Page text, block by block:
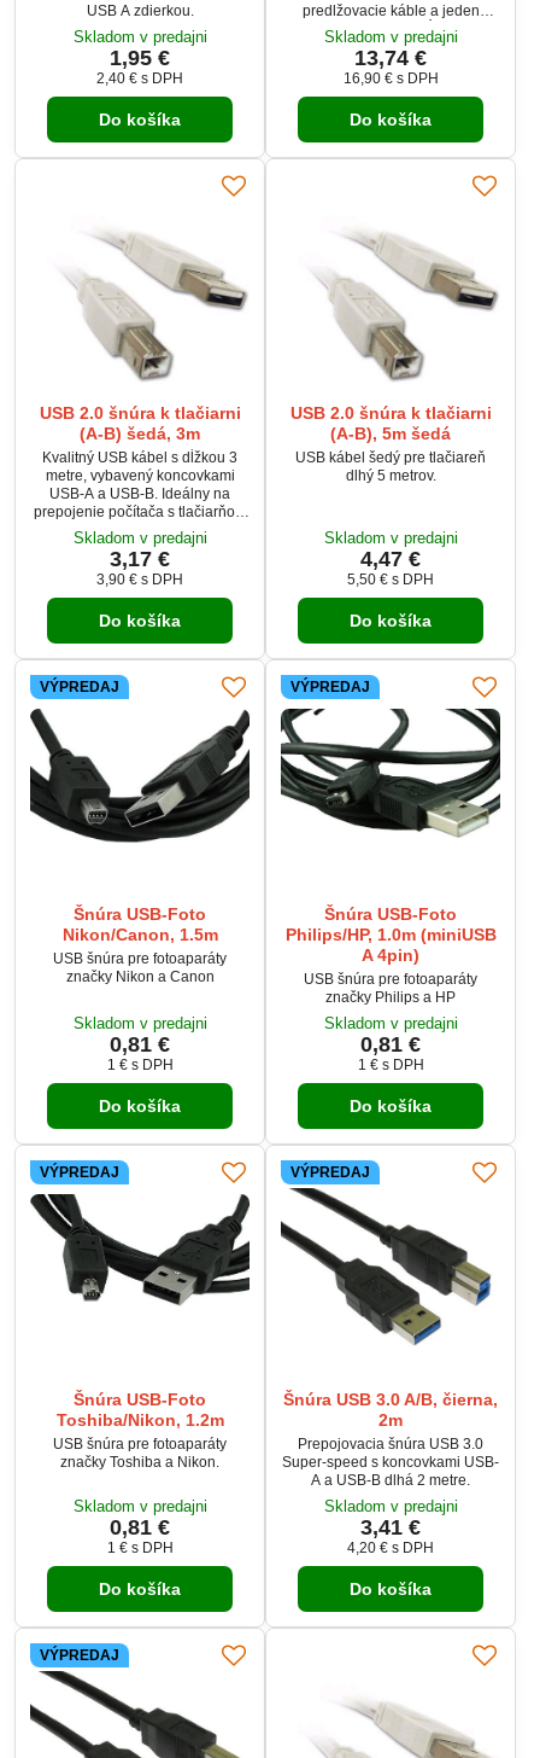
USB A zdierkou.
Skladom v predajni
1,95 €
2,40 € s DPH
Do košíka
predlžovacie káble a jeden
pasívny USB kábel dĺžky 10m,
takže celková dĺžka môže byť až
30m. Určené pre USB zariadenia
s vlastným napájacím zdrojom.
Nedá sa použiť pre zariadenia
napájané cez USB.Riešením
použitie USB periférií ďaleko od
vášho počítača!
Skladom v predajni
13,74 €
16,90 € s DPH
Do košíka
USB 2.0 šnúra k tlačiarni
(A-B) šedá, 3m
Kvalitný USB kábel s dĺžkou 3
metre, vybavený koncovkami
USB-A a USB-B. Ideálny na
prepojenie počítača s tlačiarňou,
skenerom alebo iným
zariadením. Podporuje štandard
USB 2.0, čím zabezpečuje rýchly
a spoľahlivý prenos dát.
Skladom v predajni
3,17 €
3,90 € s DPH
Do košíka
USB 2.0 šnúra k tlačiarni
(A-B), 5m šedá
USB kábel šedý pre tlačiareň
dlhý 5 metrov.
Skladom v predajni
4,47 €
5,50 € s DPH
Do košíka
VÝPREDAJ
Šnúra USB-Foto
Nikon/Canon, 1.5m
USB šnúra pre fotoaparáty
značky Nikon a Canon
Skladom v predajni
0,81 €
1 € s DPH
Do košíka
VÝPREDAJ
Šnúra USB-Foto
Philips/HP, 1.0m (miniUSB
A 4pin)
USB šnúra pre fotoaparáty
značky Philips a HP
Skladom v predajni
0,81 €
1 € s DPH
Do košíka
VÝPREDAJ
Šnúra USB-Foto
Toshiba/Nikon, 1.2m
USB šnúra pre fotoaparáty
značky Toshiba a Nikon.
Skladom v predajni
0,81 €
1 € s DPH
Do košíka
VÝPREDAJ
Šnúra USB 3.0 A/B, čierna,
2m
Prepojovacia šnúra USB 3.0
Super-speed s koncovkami USB-
A a USB-B dlhá 2 metre.
Skladom v predajni
3,41 €
4,20 € s DPH
Do košíka
VÝPREDAJ